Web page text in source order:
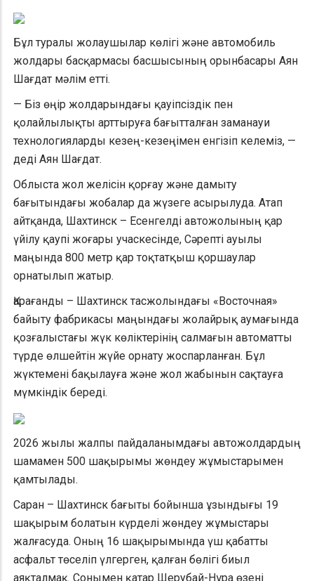
Бұл туралы жолаушылар көлігі және автомобиль
жолдары басқармасы басшысының орынбасары Аян
Шағдат мәлім етті.
— Біз өңір жолдарындағы қауіпсіздік пен
қолайлылықты арттыруға бағытталған заманауи
технологияларды кезең-кезеңімен енгізіп келеміз, —
деді Аян Шағдат.
Облыста жол желісін қорғау және дамыту
бағытындағы жобалар да жүзеге асырылуда. Атап
айтқанда, Шахтинск – Есенгелді автожолының қар
үйілу қаупі жоғары учаскесінде, Сәрепті ауылы
маңында 800 метр қар тоқтатқыш қоршаулар
орнатылып жатыр.
Қарағанды – Шахтинск тасжолындағы «Восточная»
байыту фабрикасы маңындағы жолайрық аумағында
қозғалыстағы жүк көліктерінің салмағын автоматты
түрде өлшейтін жүйе орнату жоспарланған. Бұл
жүктемені бақылауға және жол жабынын сақтауға
мүмкіндік береді.
2026 жылы жалпы пайдаланымдағы автожолдардың
шамамен 500 шақырымы жөндеу жұмыстарымен
қамтылады.
Саран – Шахтинск бағыты бойынша ұзындығы 19
шақырым болатын күрделі жөндеу жұмыстары
жалғасуда. Оның 16 шақырымында үш қабатты
асфальт төселіп үлгерген, қалған бөлігі биыл
аяқталмақ. Сонымен қатар Шерубай-Нұра өзені